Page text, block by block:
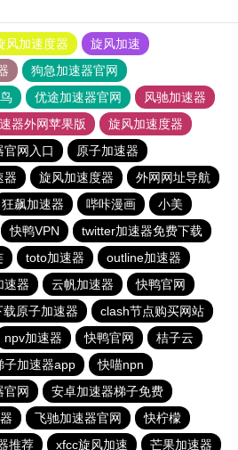
风加速度器
旋风加速
狗急加速器官网
优途加速器官网
风驰加速器
器外网苹果版
旋风加速度器
官网入口
原子加速器
器 旋风加速度器
外网网址导航
狂飙加速器 哔咔漫画
小美
快鸭VPN
twitter加速器免费下载
toto加速器
outline加速器
速器 云帆加速器
快鸭官网
载原子加速器
clash节点购买网站
npv加速器 快鸭官网
桔子云
子加速器app
快喵npn
官网
安卓加速器梯子免费
飞驰加速器官网
快柠檬
推荐 xfcc旋风加速 芒果加速器